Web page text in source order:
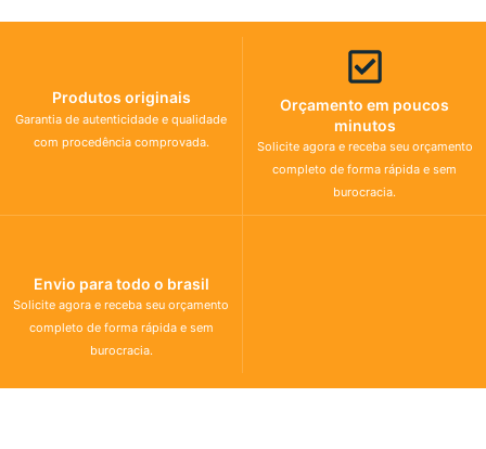
Produtos originais
Garantia de autenticidade e qualidade
com procedência comprovada.
Orçamento em poucos
minutos
Solicite agora e receba seu orçamento
completo de forma rápida e sem
burocracia.
Envio para todo o brasil
Solicite agora e receba seu orçamento
completo de forma rápida e sem
burocracia.